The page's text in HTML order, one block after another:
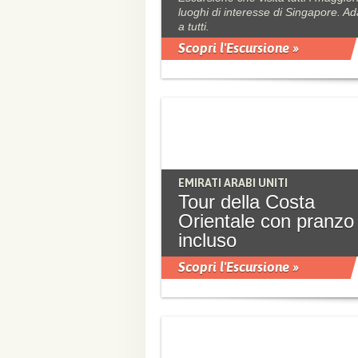
luoghi di interesse di Singapore.
a tutti.
Scopri l'Escursione »
EMIRATI ARABI UNITI
Tour della Costa
Orientale con pranzo
incluso
Scopri l'Escursione »